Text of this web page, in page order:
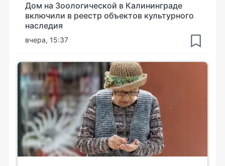
Дом на Зоологической в Калининграде
включили в реестр объектов культурного
наследия
вчера, 15:37